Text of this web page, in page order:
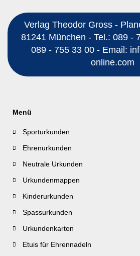
Verlag Theodor Gross -
81241 München - Tel.: 089 -
089 - 755 33 00 - Email:
online.com
Menü
Sporturkunden
Ehrenurkunden
Neutrale Urkunden
Urkundenmappen
Kinderurkunden
Spassurkunden
Urkundenkarton
Etuis für Ehrennadeln